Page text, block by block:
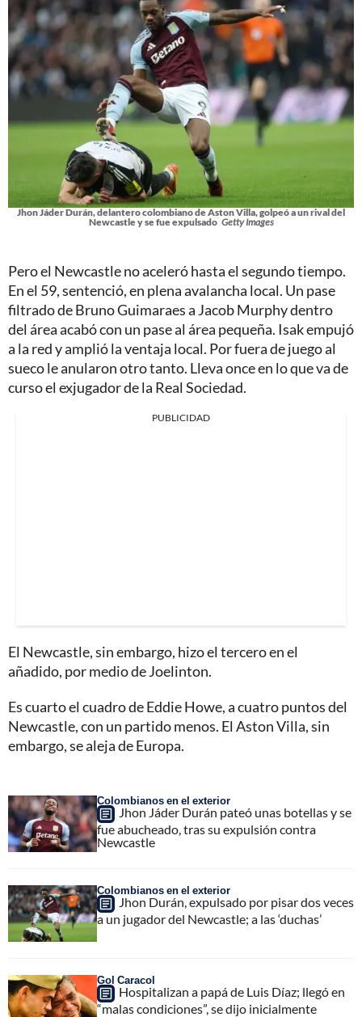
Jhon Jáder Durán, delantero colombiano de Aston Villa, golpeó a un rival del
Newcastle y se fue expulsado Getty Images
Pero el Newcastle no aceleró hasta el segundo tiempo.
En el 59, sentenció, en plena avalancha local. Un pase
filtrado de Bruno Guimaraes a Jacob Murphy dentro
del área acabó con un pase al área pequeña. Isak empujó
a la red y amplió la ventaja local. Por fuera de juego al
sueco le anularon otro tanto. Lleva once en lo que va de
curso el exjugador de la Real Sociedad.
PUBLICIDAD
El Newcastle, sin embargo, hizo el tercero en el
añadido, por medio de Joelinton.
Es cuarto el cuadro de Eddie Howe, a cuatro puntos del
Newcastle, con un partido menos. El Aston Villa, sin
embargo, se aleja de Europa.
Colombianos en el exterior
Jhon Jáder Durán pateó unas botellas y se
fue abucheado, tras su expulsión contra
Newcastle
Colombianos en el exterior
Jhon Durán, expulsado por pisar dos veces
a un jugador del Newcastle; a las ‘duchas’
Gol Caracol
Hospitalizan a papá de Luis Díaz; llegó en
“malas condiciones”, se dijo inicialmente